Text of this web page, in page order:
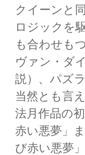
クイーンと
ロジックを
も合わせも
ヴァン・ダ
説）、パズ
当然とも言え
法月作品の
赤い悪夢」
び赤い悪夢